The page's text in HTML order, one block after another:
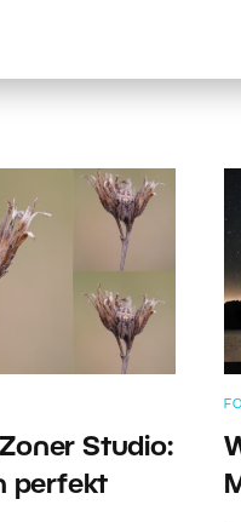
Studio:
perfekt